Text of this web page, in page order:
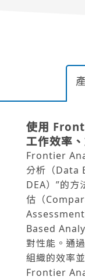
使用
工作效率
Frontier
分析（Data
DEA）”的方
估（
Based
對性能。通
組織的效率
Frontier